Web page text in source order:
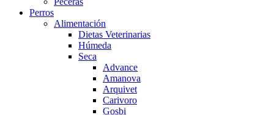
Perros
Alimentación
Dietas Veterinarias
Húmeda
Seca
Advance
Amanova
Arquivet
Carivoro
Gosbi